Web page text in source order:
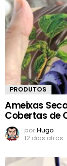
PRODUTOS
Ameixas
Cobertas de
porHugo
12 dias atrás